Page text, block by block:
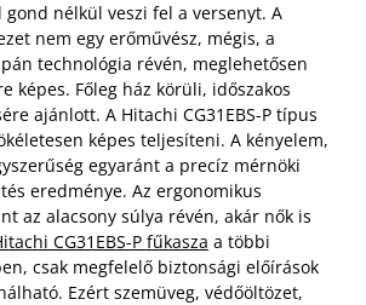
nélkül veszi fel a versenyt. A
nem egy erőművész, mégis, a
technológia révén, meglehetősen
képes. Főleg ház körüli, időszakos
ajánlott. A Hitachi CG31EBS-P típus
képes teljesíteni. A kényelem,
egyaránt a precíz mérnöki
eredménye. Az ergonomikus
az alacsony súlya révén, akár nők is
CG31EBS-P fűkasza a többi
csak megfelelő biztonsági előírások
Ezért szemüveg, védőöltözet,